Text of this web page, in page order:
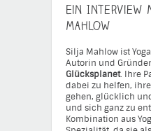
Ein Interview
Mahlow
Silja Mahlow ist
Autorin und
Glücksplanet. Ihre
dabei zu helfen,
gehen, glücklich
und sich ganz zu
Kombination aus